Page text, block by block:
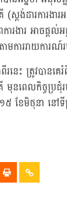
តង់ដារការងា
រងារ អាចផ្តល់
ាមការរាយកា
នេះ ត្រូវបានគ
មុនពេលកិច្ចប្
៥ ខែមិថុនា ន